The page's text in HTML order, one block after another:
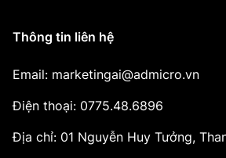
Thông tin liên hệ
Email: marketingai@admicro.vn
Điện thoại: 0775.48.6896
Địa chỉ: 01 Nguyễn Huy Tưởng,